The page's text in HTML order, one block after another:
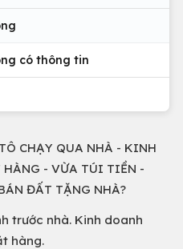
có thông tin
CHẠY QUA NHÀ - KINH
HÀNG - VỪA TÚI TIỀN -
ĐẤT TẶNG NHÀ?
trước nhà. Kinh doanh
hàng.